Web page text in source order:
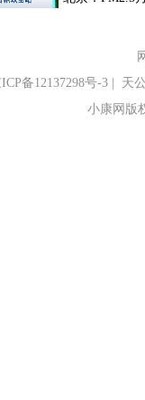
备12137298号-3
天
小康网版